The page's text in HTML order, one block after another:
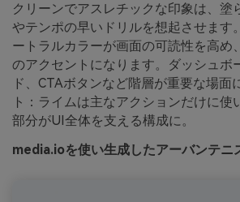
クリーンでアスレチックな印象は、塗
やテンポの早いドリルを想起させます
ートラルカラーが画面の可読性を高め
のアクセントになります。ダッシュボ
ド、CTAボタンなど階層が重要な場面
ト：ライムは主なアクションだけに使
部分がUI全体を支える構成に。
media.ioを使い生成したアーバンテニ